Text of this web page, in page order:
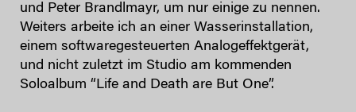
und Peter Brandlmayr, um nur einige zu nennen.
Weiters arbeite ich an einer Wasserinstallation,
einem softwaregesteuerten Analogeffektgerät,
und nicht zuletzt im Studio am kommenden
Soloalbum “Life and Death are But One”.